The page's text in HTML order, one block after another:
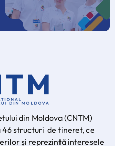
din Moldova (CNTM)
structuri de tineret, ce
și reprezintă interesele